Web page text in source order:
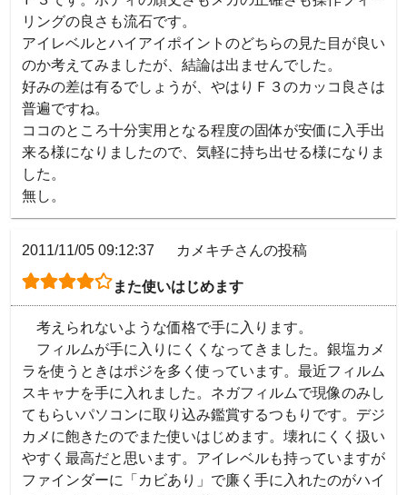
リングの良さも流石です。
アイレベルとハイアイポイントのどちらの見た目が良い
のか考えてみましたが、結論は出ませんでした。
好みの差は有るでしょうが、やはりＦ３のカッコ良さは
普遍ですね。
ココのところ十分実用となる程度の固体が安価に入手出
来る様になりましたので、気軽に持ち出せる様になりま
した。
無し。
2011/11/05 09:12:37 カメキチさんの投稿
また使いはじめます
考えられないような価格で手に入ります。
フィルムが手に入りにくくなってきました。銀塩カメ
ラを使うときはポジを多く使っています。最近フィルム
スキャナを手に入れました。ネガフィルムで現像のみし
てもらいパソコンに取り込み鑑賞するつもりです。デジ
カメに飽きたのでまた使いはじめます。壊れにくく扱い
やすく最高だと思います。アイレベルも持っていますが
ファインダーに「カビあり」で廉く手に入れたのがハイ